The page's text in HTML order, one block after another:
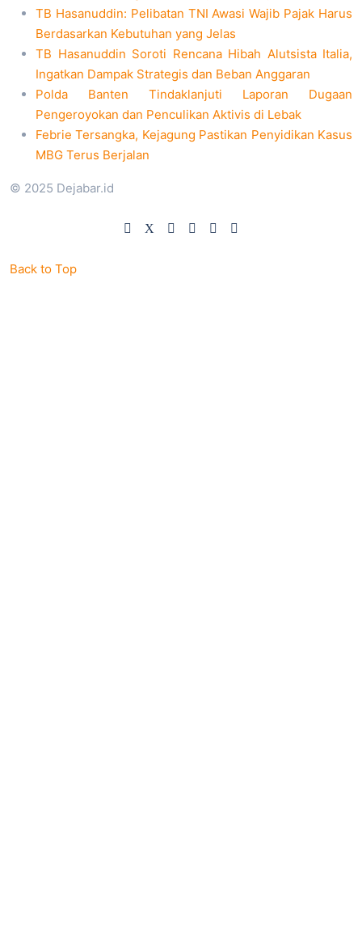
TB Hasanuddin: Pelibatan TNI Awasi Wajib Pajak Harus
Berdasarkan Kebutuhan yang Jelas
TB Hasanuddin Soroti Rencana Hibah Alutsista Italia,
Ingatkan Dampak Strategis dan Beban Anggaran
Polda Banten Tindaklanjuti Laporan Dugaan
Pengeroyokan dan Penculikan Aktivis di Lebak
Febrie Tersangka, Kejagung Pastikan Penyidikan Kasus
MBG Terus Berjalan
© 2025 Dejabar.id
Back to Top